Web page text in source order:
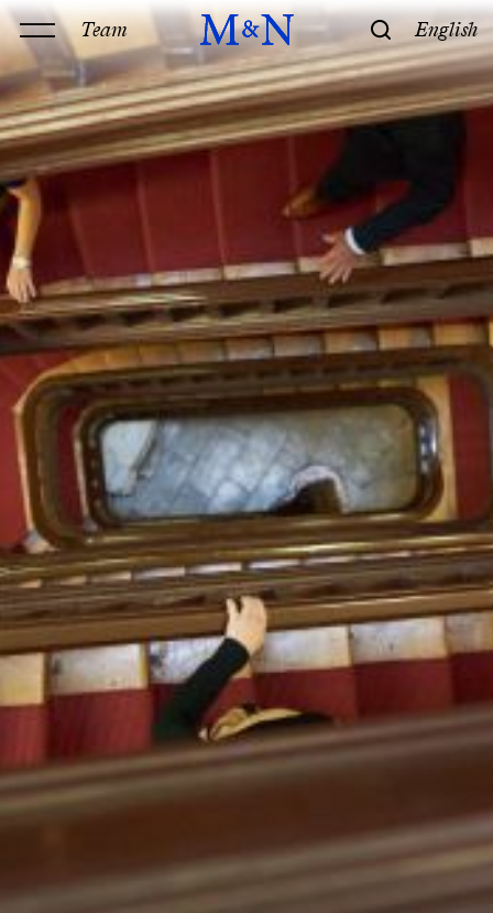
Team English
Kanzlei
Leistungen
Geschichte & Philosophie
Standorte
Kontakt
Kompetenz
Technik
Recht
M&N Team
Partner
Anwälte
Professionals
Mitarbeiter
Karriere
Join us
Ausbildung
LinkedIn
Impressum & Datenschutz